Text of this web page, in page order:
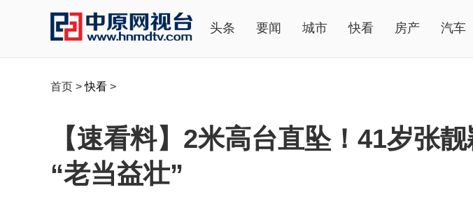
头条 要闻 城市 快看 房产 汽车
首页 >快看 >
【速看料】2米高台直坠！41岁张
“老当益壮”